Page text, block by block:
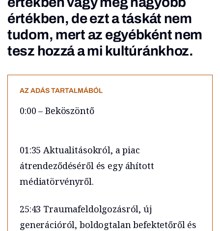
értékben, de ezt a táskát nem
tudom, mert az egyébként nem
tesz hozzá a mi kultúránkhoz.
AZ ADÁS TARTALMÁBÓL
0:00 – Beköszöntő
01:35 Aktualitásokról, a piac
átrendeződéséről és egy áhított
médiatörvényről.
25:43 Traumafeldolgozásról, új
generációról, boldogtalan befektetőről és